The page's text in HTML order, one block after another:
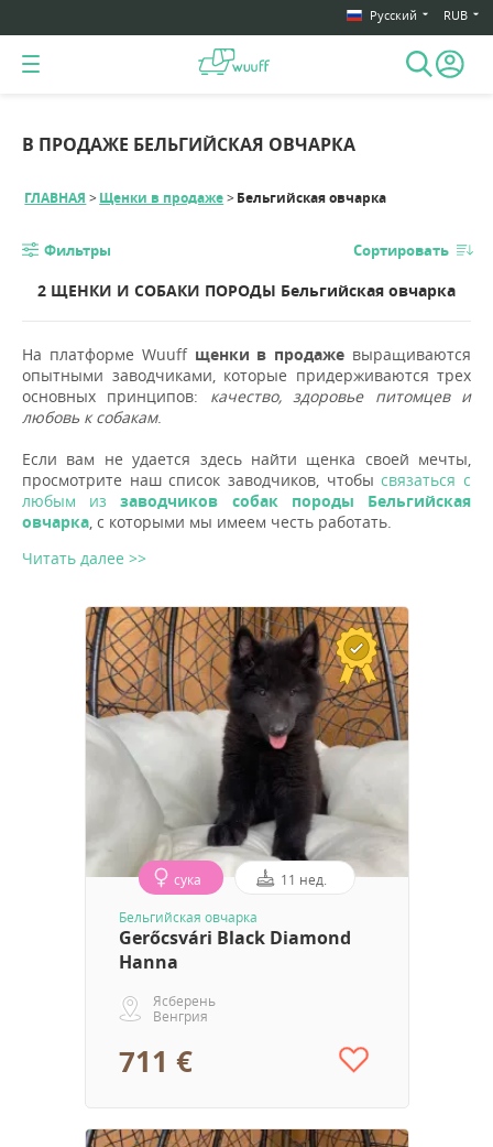
Русский RUB
В ПРОДАЖЕ БЕЛЬГИЙСКАЯ ОВЧАРКА
ГЛАВНАЯ Щенки в продаже Бельгийская овчарка
Фильтры Сортировать
2 ЩЕНКИ И СОБАКИ ПОРОДЫ Бельгийская овчарка
На платформе Wuuff щенки в продаже выращиваются
опытными заводчиками, которые придерживаются трех
основных принципов: качество, здоровье питомцев и
любовь к собакам.
Если вам не удается здесь найти щенка своей мечты,
просмотрите наш список заводчиков, чтобысвязаться с
любым из заводчиков собак породы Бельгийская
овчарка, с которыми мы имеем честь работать.
Читать далее >>
сука 11 нед.
Бельгийская овчарка
Gerőcsvári Black Diamond
Hanna
Ясберень
Венгрия
711 €